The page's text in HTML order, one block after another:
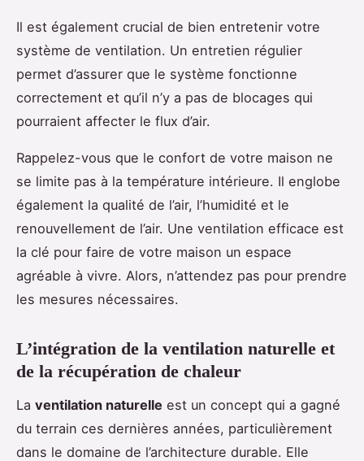
Il est également crucial de bien entretenir votre
système de ventilation. Un entretien régulier
permet d’assurer que le système fonctionne
correctement et qu’il n’y a pas de blocages qui
pourraient affecter le flux d’air.
Rappelez-vous que le confort de votre maison ne
se limite pas à la température intérieure. Il englobe
également la qualité de l’air, l’humidité et le
renouvellement de l’air. Une ventilation efficace est
la clé pour faire de votre maison un espace
agréable à vivre. Alors, n’attendez pas pour prendre
les mesures nécessaires.
L’intégration de la ventilation naturelle et
de la récupération de chaleur
La ventilation naturelle est un concept qui a gagné
du terrain ces dernières années, particulièrement
dans le domaine de l’architecture durable. Elle